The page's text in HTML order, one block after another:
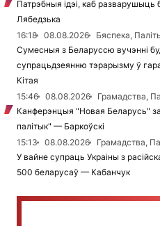
Патрэбныя ідэі, каб
Лябедзька
16:18
08.08.2026
Бяспека,
Сумесныя з Беларуссю вучэнні
супрацьдзеянню тэрарызму ў
Кітая
15:46
08.08.2026
Грамадства,
Канферэнцыя "Новая Беларусь"
палітык" — Баркоўскі
15:13
08.08.2026
Грамадства,
У вайне супраць Украіны з
500 беларусаў — Кабанчук